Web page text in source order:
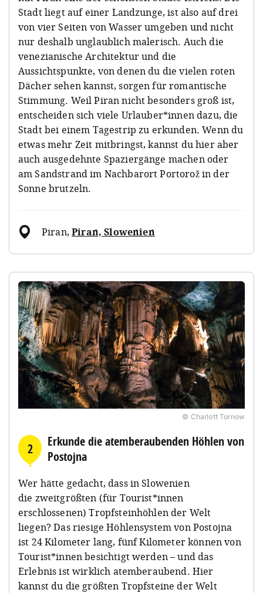
Stadt liegt auf einer Landzunge, ist also auf drei
von vier Seiten von Wasser umgeben und nicht
nur deshalb unglaublich malerisch. Auch die
venezianische Architektur und die
Aussichtspunkte, von denen du die vielen roten
Dächer sehen kannst, sorgen für romantische
Stimmung. Weil Piran nicht besonders groß ist,
entscheiden sich viele Urlauber*innen dazu, die
Stadt bei einem Tagestrip zu erkunden. Wenn du
etwas mehr Zeit mitbringst, kannst du hier aber
auch ausgedehnte Spaziergänge machen oder
am Sandstrand im Nachbarort Portorož in der
Sonne brutzeln.
Piran,Piran, Slowenien
© Charlott Tornow
2
Erkunde die atemberaubenden Höhlen von
Postojna
Wer hätte gedacht, dass in Slowenien
die zweitgrößten (für Tourist*innen
erschlossenen) Tropfsteinhöhlen der Welt
liegen? Das riesige Höhlensystem von Postojna
ist 24 Kilometer lang, fünf Kilometer können von
Tourist*innen besichtigt werden – und das
Erlebnis ist wirklich atemberaubend. Hier
kannst du die größten Tropfsteine der Welt